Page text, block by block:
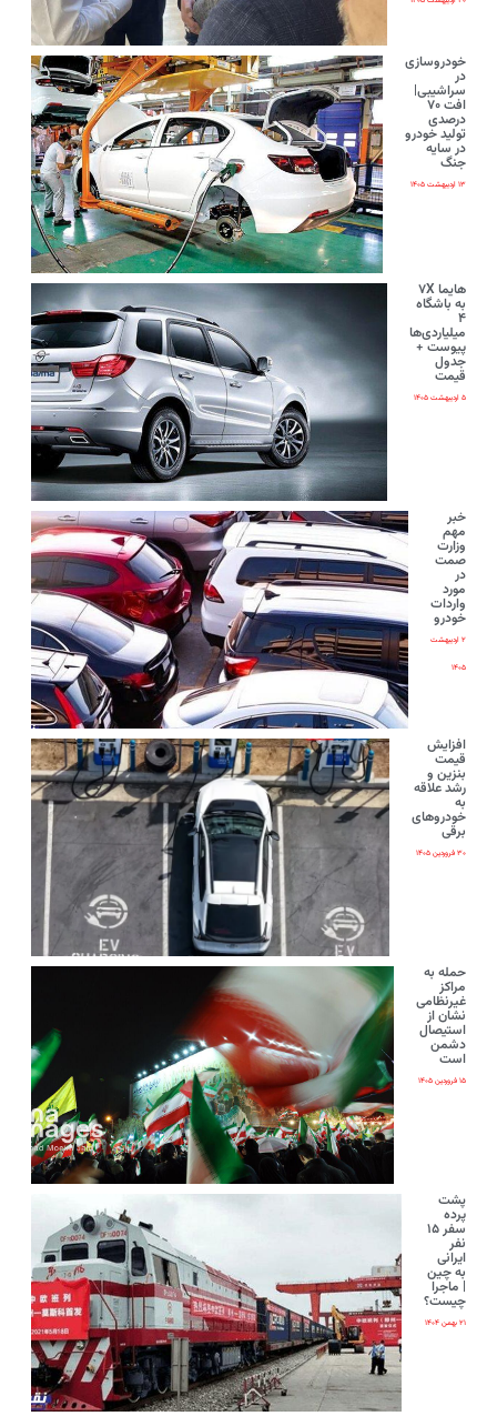
خودروسازی
در
سراشیبی|
افت ۷۰
درصدی
تولید خودرو
در سایه
جنگ
۱۳ اردیبهشت ۱۴۰۵
هایما ۷X
به باشگاه
۴
میلیاردی‌ها
پیوست +
جدول
قیمت
۵ اردیبهشت ۱۴۰۵
خبر
مهم
وزارت
صمت
در
مورد
واردات
خودرو
۲ اردیبهشت
۱۴۰۵
افزایش
قیمت
بنزین و
رشد علاقه
به
خودروهای
برقی
۳۰ فروردین ۱۴۰۵
حمله به
مراکز
غیرنظامی
نشان از
استیصال
دشمن
است
۱۵ فروردین ۱۴۰۵
پشت
پرده
سفر ۱۵
نفر
ایرانی‌
به چین
| ماجرا
چیست؟
۲۱ بهمن ۱۴۰۴